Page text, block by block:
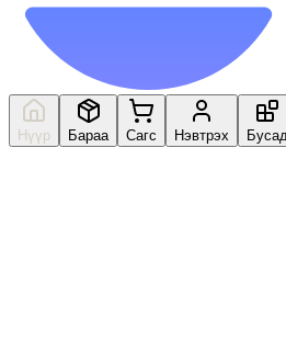
Нүүр Бараа Сагс Нэвтрэх